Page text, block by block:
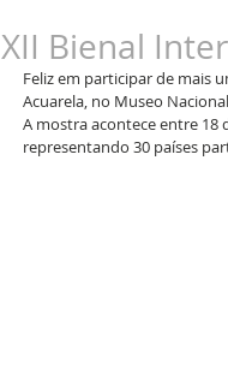
XII Bienal
Feliz em participar de mais
Acuarela, no Museo
A mostra acontece entre 18
representando 30 países